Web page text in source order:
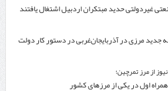
جدید مرزی در آذربایجان‌غربی در دستور کار دولت
از مرز تمرچین؛
اول در یکی از مرزهای کشور